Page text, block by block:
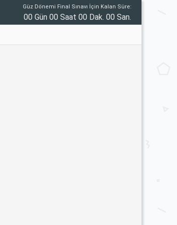
Güz Dönemi Final Sınavı İçin Kalan Süre:
00 Gün 00 Saat 00 Dak. 00 San.